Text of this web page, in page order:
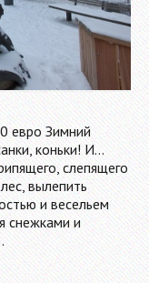
евро Зимний
коньки! И…
слепящего
вылепить
и весельем
снежками и